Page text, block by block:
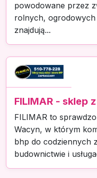
powodowane przez
rolnych,
znajdują...
FILIMAR - sklep
FILIMAR to
Wacyn, w którym
bhp do codziennych
budownictwie i